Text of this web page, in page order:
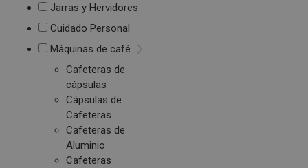
Jarras y Hervidores
Cuidado Personal
Máquinas de café
Cafeteras de
cápsulas
Cápsulas de
Cafeteras
Cafeteras de
Aluminio
Cafeteras